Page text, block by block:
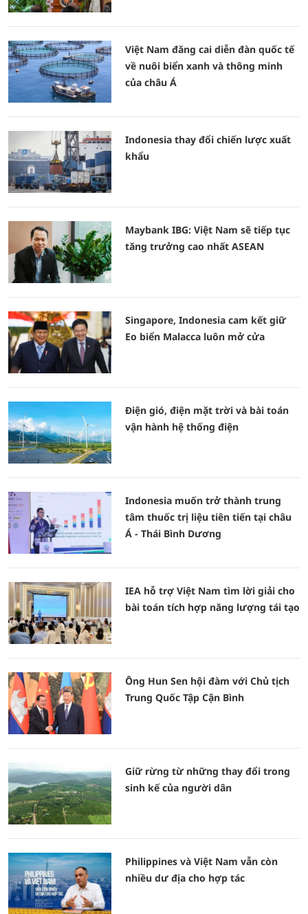
Việt Nam đăng cai diễn đàn quốc tế
về nuôi biển xanh và thông minh
của châu Á
Indonesia thay đổi chiến lược xuất
khẩu
Maybank IBG: Việt Nam sẽ tiếp tục
tăng trưởng cao nhất ASEAN
Singapore, Indonesia cam kết giữ
Eo biển Malacca luôn mở cửa
Điện gió, điện mặt trời và bài toán
vận hành hệ thống điện
Indonesia muốn trở thành trung
tâm thuốc trị liệu tiên tiến tại châu
Á - Thái Bình Dương
IEA hỗ trợ Việt Nam tìm lời giải cho
bài toán tích hợp năng lượng tái tạo
Ông Hun Sen hội đàm với Chủ tịch
Trung Quốc Tập Cận Bình
Giữ rừng từ những thay đổi trong
sinh kế của người dân
Philippines và Việt Nam vẫn còn
nhiều dư địa cho hợp tác